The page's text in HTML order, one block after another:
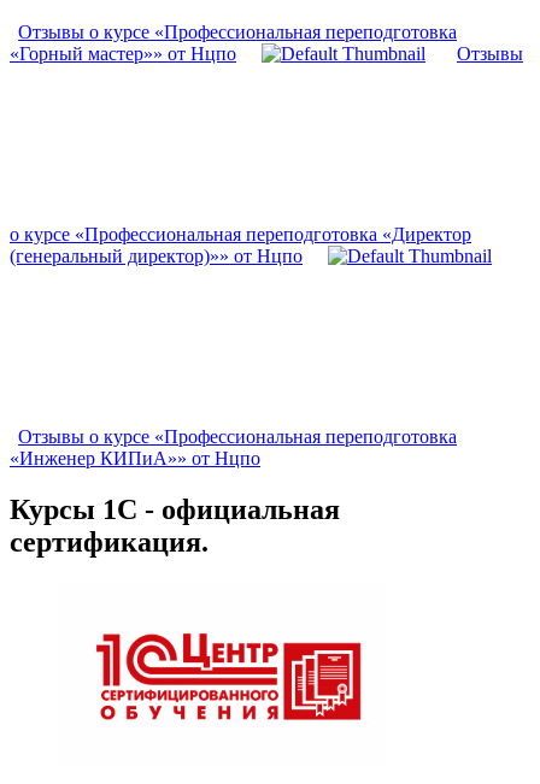
Отзывы о курсе «Профессиональная переподготовка
«Горный мастер»» от Нцпо
Отзывы
о курсе «Профессиональная переподготовка «Директор
(генеральный директор)»» от Нцпо
Отзывы о курсе «Профессиональная переподготовка
«Инженер КИПиА»» от Нцпо
Курсы 1С - официальная
сертификация.